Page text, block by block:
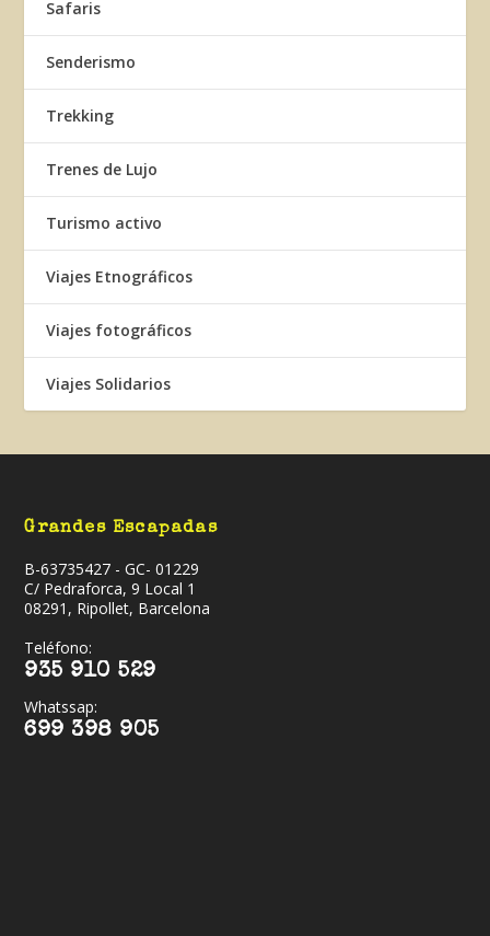
Safaris
Senderismo
Trekking
Trenes de Lujo
Turismo activo
Viajes Etnográficos
Viajes fotográficos
Viajes Solidarios
Grandes Escapadas
B-63735427 - GC- 01229
C/ Pedraforca, 9 Local 1
08291, Ripollet, Barcelona
Teléfono:
935 910 529
Whatssap:
699 398 905